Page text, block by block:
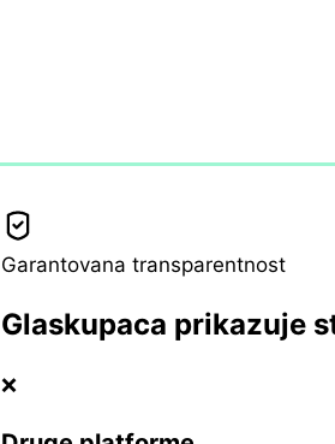
Garantovana transparentnost
Glaskupaca prikazuje
❌